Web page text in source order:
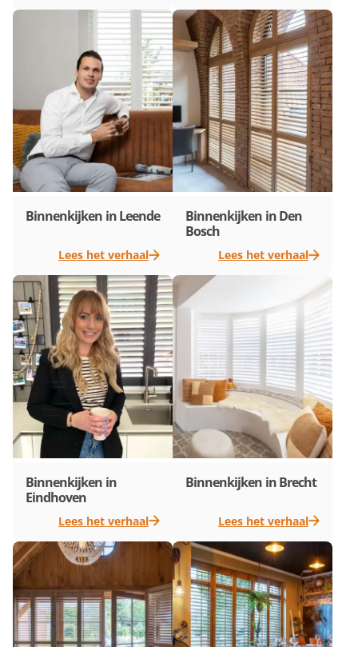
Binnenkijken in Leende
Lees het verhaal
Binnenkijken in Den
Bosch
Lees het verhaal
Binnenkijken in
Eindhoven
Lees het verhaal
Binnenkijken in Brecht
Lees het verhaal